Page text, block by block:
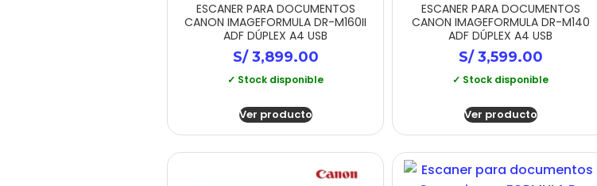
ESCANER PARA DOCUMENTOS
CANON IMAGEFORMULA DR-M160II
ADF DÚPLEX A4 USB
S/3,899.00
✓ Stock disponible
Ver producto
ESCANER PARA DOCUMENTOS
CANON IMAGEFORMULA DR-M140
ADF DÚPLEX A4 USB
S/3,599.00
✓ Stock disponible
Ver producto